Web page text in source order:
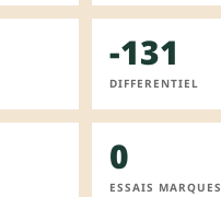
-131
DIFFERENTIEL
0
ESSAIS MARQUES